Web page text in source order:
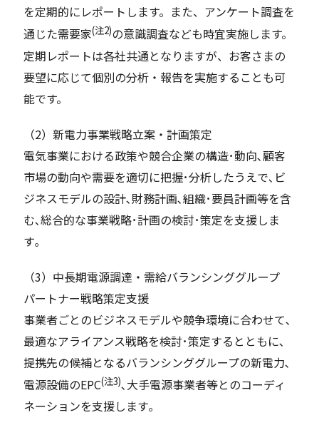
を定期的にレポートします。また、アンケート調査を
通じた需要家(注2)の意識調査なども時宜実施します。
定期レポートは各社共通となりますが、お客さまの
要望に応じて個別の分析・報告を実施することも可
能です。
（2）新電力事業戦略立案・計画策定
電気事業における政策や競合企業の構造･動向､顧客
市場の動向や需要を適切に把握･分析したうえで､ビ
ジネスモデルの設計､財務計画､組織･要員計画等を含
む､総合的な事業戦略･計画の検討･策定を支援しま
す｡
（3）中長期電源調達・需給バランシンググループ
パートナー戦略策定支援
事業者ごとのビジネスモデルや競争環境に合わせて､
最適なアライアンス戦略を検討･策定するとともに､
提携先の候補となるバランシンググループの新電力､
電源設備のEPC(注3)､大手電源事業者等とのコーディ
ネーションを支援します｡